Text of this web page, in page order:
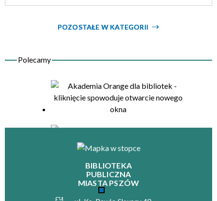
POZOSTAŁE W KATEGORII
BIBLIOTEKA
PUBLICZNA
MIASTA PSZÓW